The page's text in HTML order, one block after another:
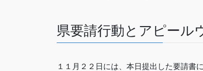
県要請行動とアピール
１１月２２日には、本日提出した要請書